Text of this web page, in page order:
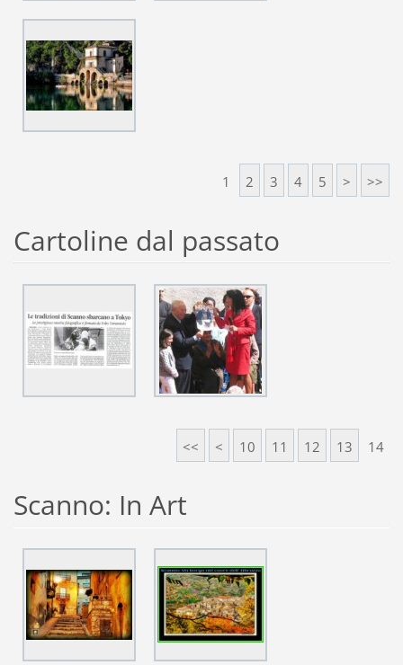
1 2 3 4 5 > >>
Cartoline dal passato
<< < 10 11 12 13 14
Scanno: In Art